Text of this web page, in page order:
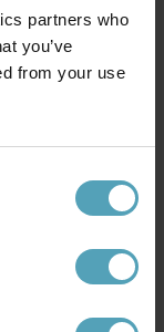
partners who
you’ve
from your use